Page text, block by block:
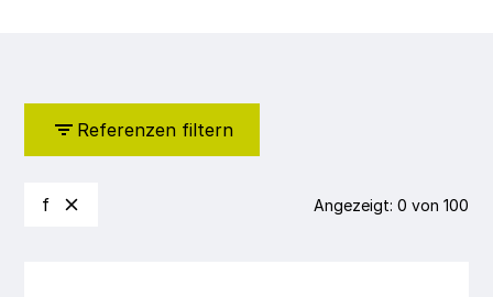
Referenzen filtern
f Angezeigt: 0 von 100